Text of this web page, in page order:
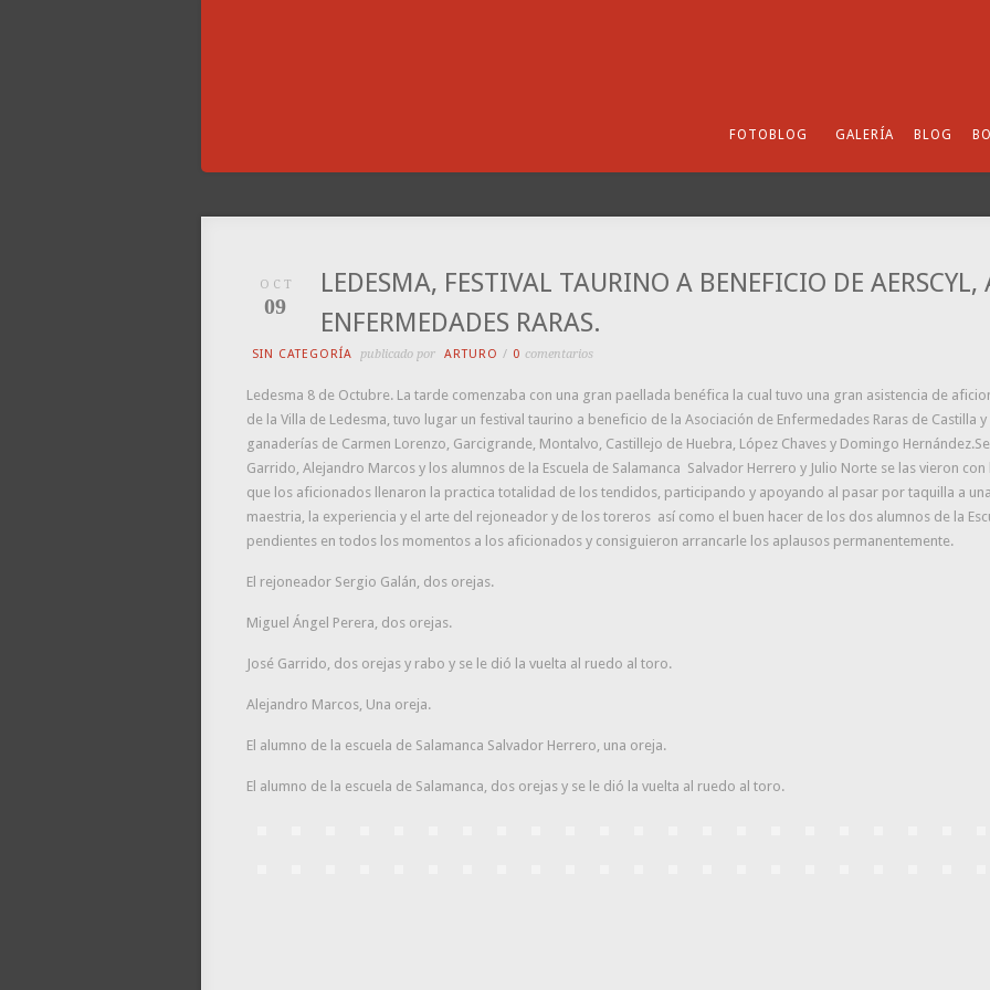
FOTOBLOG GALERÍA BLOG
OCT
09
LEDESMA, FESTIVAL TAURINO A BENEFICIO DE
ENFERMEDADES RARAS.
SIN CATEGORÍA publicado por ARTURO / 0 comentarios
Ledesma 8 de Octubre. La tarde comenzaba con una gran paellada benéfica la cual tuvo una gran asistencia de
de la Villa de Ledesma, tuvo lugar un festival taurino a beneficio de la Asociación de Enfermedades Raras de Castilla
ganaderías de Carmen Lorenzo, Garcigrande, Montalvo, Castillejo de Huebra, López Chaves y Domingo
Garrido, Alejandro Marcos y los alumnos de la Escuela de Salamanca Salvador Herrero y Julio Norte se las vieron
que los aficionados llenaron la practica totalidad de los tendidos, participando y apoyando al pasar por taquilla a
maestria, la experiencia y el arte del rejoneador y de los toreros así como el buen hacer de los dos alumnos de la
pendientes en todos los momentos a los aficionados y consiguieron arrancarle los aplausos permanentemente.
El rejoneador Sergio Galán, dos orejas.
Miguel Ángel Perera, dos orejas.
José Garrido, dos orejas y rabo y se le dió la vuelta al ruedo al toro.
Alejandro Marcos, Una oreja.
El alumno de la escuela de Salamanca Salvador Herrero, una oreja.
El alumno de la escuela de Salamanca, dos orejas y se le dió la vuelta al ruedo al toro.